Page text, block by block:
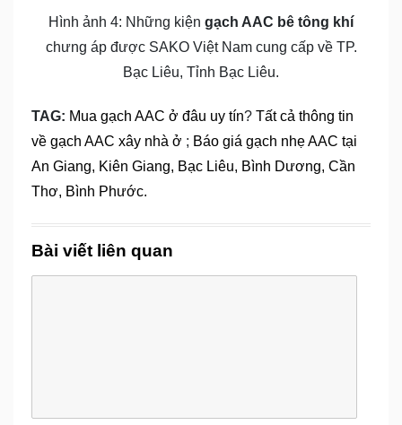
Hình ảnh 4: Những kiện gạch AAC bê tông khí
chưng áp được SAKO Việt Nam cung cấp về TP.
Bạc Liêu, Tỉnh Bạc Liêu.
TAG: Mua gạch AAC ở đâu uy tín? Tất cả thông tin
về gạch AAC xây nhà ở ; Báo giá gạch nhẹ AAC tại
An Giang, Kiên Giang, Bạc Liêu, Bình Dương, Cần
Thơ, Bình Phước.
Bài viết liên quan